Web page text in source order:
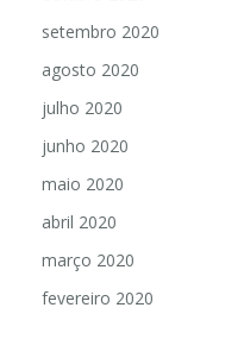
setembro 2020
agosto 2020
julho 2020
junho 2020
maio 2020
abril 2020
março 2020
fevereiro 2020